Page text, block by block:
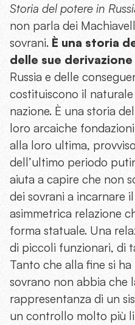
Storia del potere in
non parla dei
sovrani. È una storia
delle sue
Russia e delle
costituiscono il
nazione. È una storia
loro arcaiche
alla loro ultima,
dell’ultimo periodo
aiuta a capire che non
dei sovrani a incarnare
asimmetrica relazione
forma statuale. Una
di piccoli funzionari, di
Tanto che alla fine si ha
sovrano non abbia che
rappresentanza di un
un controllo molto più